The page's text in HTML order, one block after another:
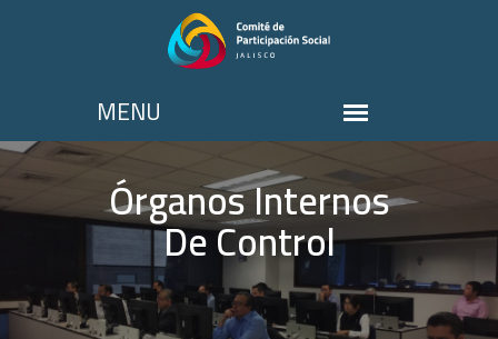
Órganos Internos
De Control